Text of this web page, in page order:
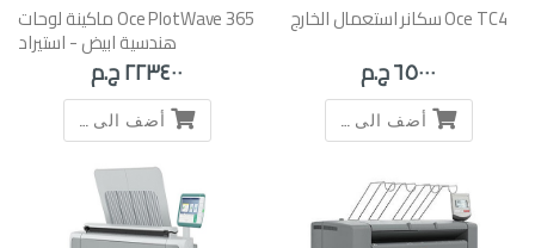
Oce TC4 سكانر استعمال الخارج
٦٥٠٠٠ ج.م
أضف الى السلة
Oce PlotWave 365 ماكينة لوحات
هندسية ابيض - استيراد
٢٢٣٤٠٠ ج.م
أضف الى السلة